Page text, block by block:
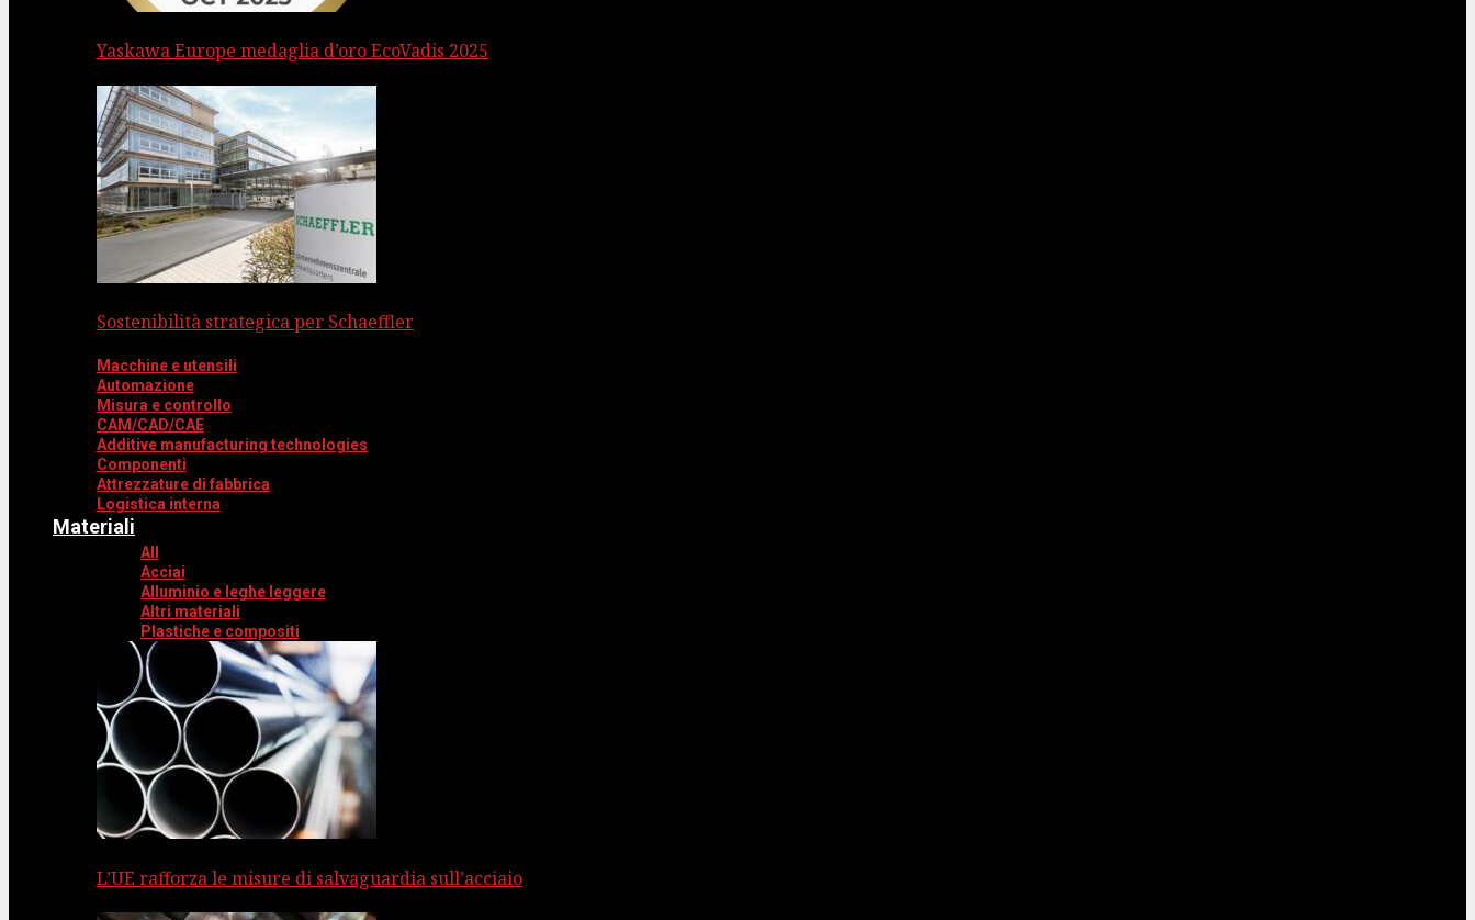
Yaskawa Europe medaglia d’oro EcoVadis 2025
Sostenibilità strategica per Schaeffler
Macchine e utensili
Automazione
Misura e controllo
CAM/CAD/CAE
Additive manufacturing technologies
Componenti
Attrezzature di fabbrica
Logistica interna
Materiali
All
Acciai
Alluminio e leghe leggere
Altri materiali
Plastiche e compositi
L’UE rafforza le misure di salvaguardia sull’acciaio